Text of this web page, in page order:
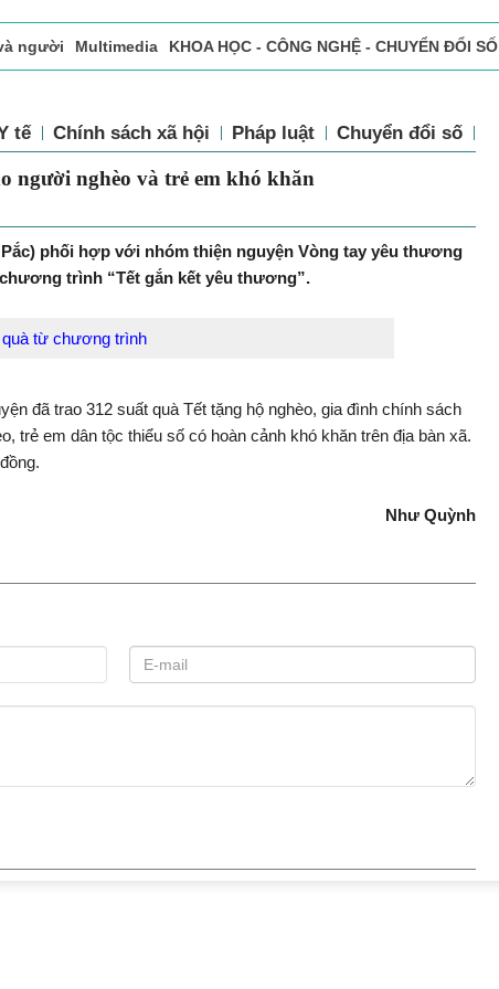
người Multimedia KHOA HỌC - CÔNG NGHỆ - CHUYỂN ĐỔI SỐ
tế Chính sách xã hội Pháp luật Chuyển đổi số
người nghèo và trẻ em khó khăn
phối hợp với nhóm thiện nguyện Vòng tay yêu thương
trình “Tết gắn kết yêu thương”.
từ chương trình
đã trao 312 suất quà Tết tặng hộ nghèo, gia đình chính sách
trẻ em dân tộc thiểu số có hoàn cảnh khó khăn trên địa bàn xã.
Như Quỳnh